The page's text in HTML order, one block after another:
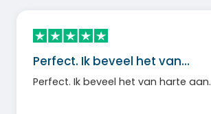
Perfect. Ik beveel het van…
Perfect. Ik beveel het van harte aan.